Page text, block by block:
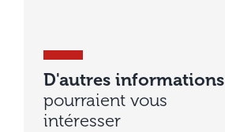
D'autres informations
pourraient vous
intéresser